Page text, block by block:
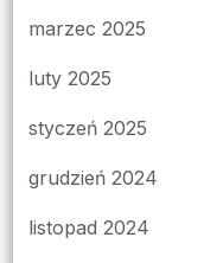
marzec 2025
luty 2025
styczeń 2025
grudzień 2024
listopad 2024